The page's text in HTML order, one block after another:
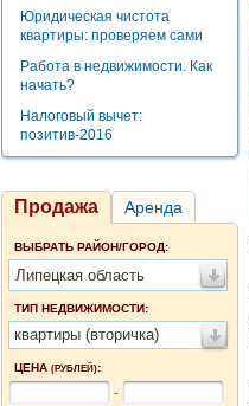
Юридическая чистота
квартиры: проверяем сами
Работа в недвижимости. Как
начать?
Налоговый вычет:
позитив-2016
Продажа Аренда
ВЫБРАТЬ РАЙОН/ГОРОД:
Липецкая область
ТИП НЕДВИЖИМОСТИ:
квартиры (вторичка)
ЦЕНА (РУБЛЕЙ):
-